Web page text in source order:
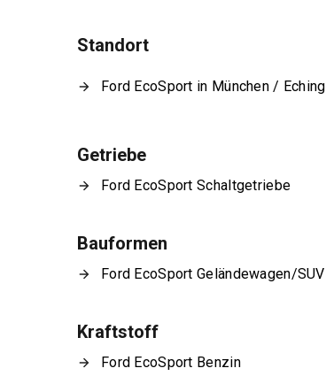
Standort
Ford EcoSport in München / Eching
Getriebe
Ford EcoSport Schaltgetriebe
Bauformen
Ford EcoSport Geländewagen/SUV
Kraftstoff
Ford EcoSport Benzin